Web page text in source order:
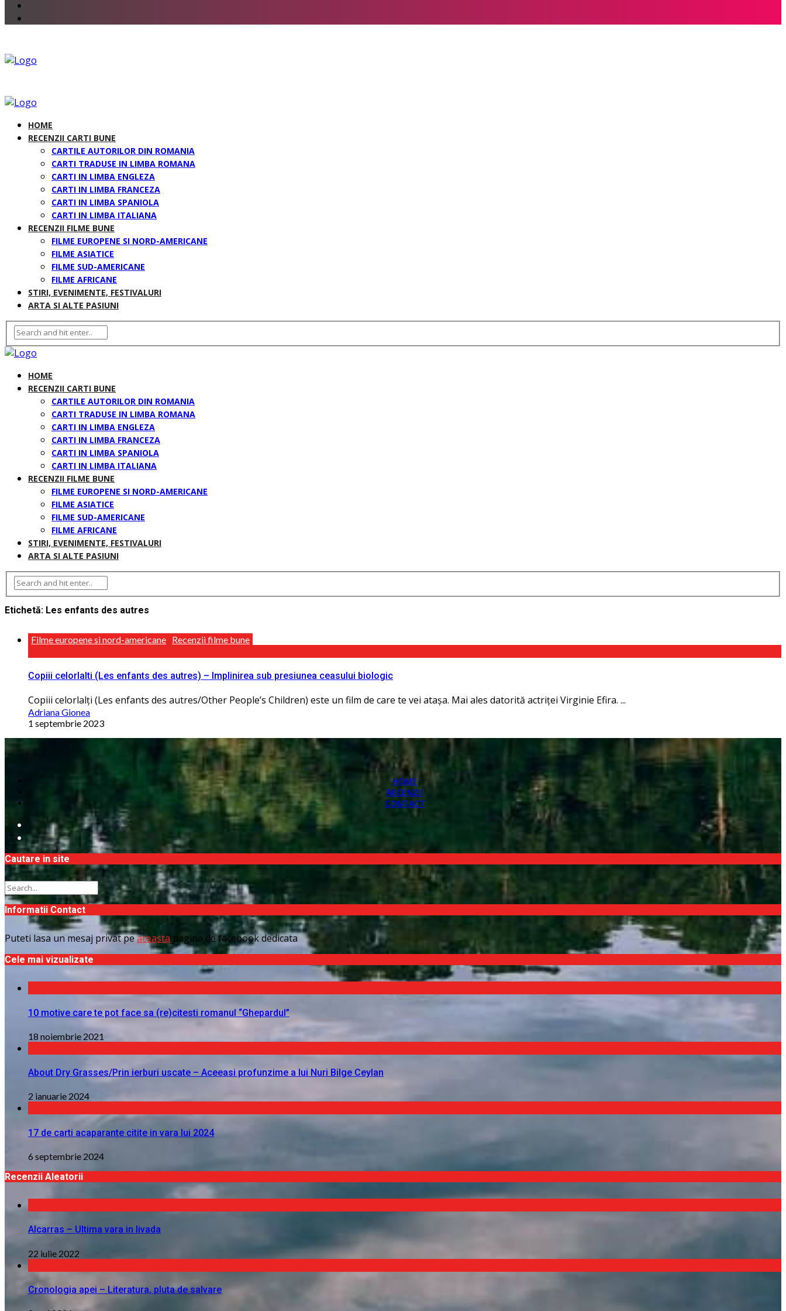
HOME
RECENZII CARTI BUNE
CARTILE AUTORILOR DIN ROMANIA
CARTI TRADUSE IN LIMBA ROMANA
CARTI IN LIMBA ENGLEZA
CARTI IN LIMBA FRANCEZA
CARTI IN LIMBA SPANIOLA
CARTI IN LIMBA ITALIANA
RECENZII FILME BUNE
FILME EUROPENE SI NORD-AMERICANE
FILME ASIATICE
FILME SUD-AMERICANE
FILME AFRICANE
STIRI, EVENIMENTE, FESTIVALURI
ARTA SI ALTE PASIUNI
HOME
RECENZII CARTI BUNE
CARTILE AUTORILOR DIN ROMANIA
CARTI TRADUSE IN LIMBA ROMANA
CARTI IN LIMBA ENGLEZA
CARTI IN LIMBA FRANCEZA
CARTI IN LIMBA SPANIOLA
CARTI IN LIMBA ITALIANA
RECENZII FILME BUNE
FILME EUROPENE SI NORD-AMERICANE
FILME ASIATICE
FILME SUD-AMERICANE
FILME AFRICANE
STIRI, EVENIMENTE, FESTIVALURI
ARTA SI ALTE PASIUNI
Etichetă: Les enfants des autres
Filme europene si nord-americane Recenzii filme bune
Copiii celorlalti (Les enfants des autres) – Implinirea sub presiunea ceasului biologic
Copiii celorlalţi (Les enfants des autres/Other People’s Children) este un film de care te vei atașa. Mai ales datorită actriţei Virginie Efira. ...
Adriana Gionea
1 septembrie 2023
HOME
RECENZII
CONTACT
Cautare in site
Informatii Contact
Puteti lasa un mesaj privat peaceasta pagina de facebook dedicata
Cele mai vizualizate
10 motive care te pot face sa (re)citesti romanul “Ghepardul”
18 noiembrie 2021
About Dry Grasses/Prin ierburi uscate – Aceeasi profunzime a lui Nuri Bilge Ceylan
2 ianuarie 2024
17 de carti acaparante citite in vara lui 2024
6 septembrie 2024
Recenzii Aleatorii
Alcarras – Ultima vara in livada
22 iulie 2022
Cronologia apei – Literatura, pluta de salvare